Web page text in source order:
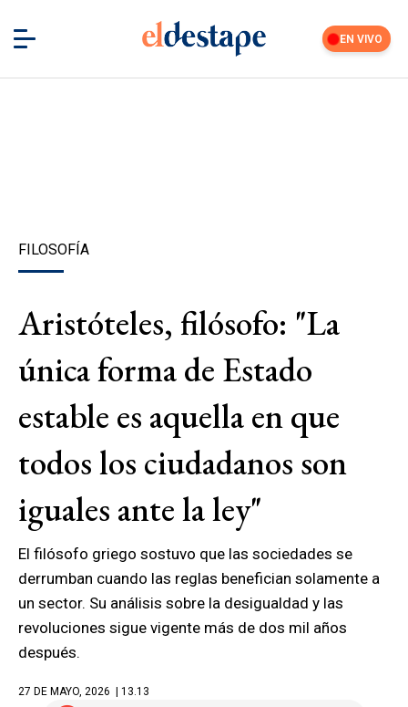
EN VIVO
FILOSOFÍA
Aristóteles, filósofo: "La
única forma de Estado
estable es aquella en que
todos los ciudadanos son
iguales ante la ley"
El filósofo griego sostuvo que las sociedades se
derrumban cuando las reglas benefician solamente a
un sector. Su análisis sobre la desigualdad y las
revoluciones sigue vigente más de dos mil años
después.
27 DE MAYO, 2026 | 13.13